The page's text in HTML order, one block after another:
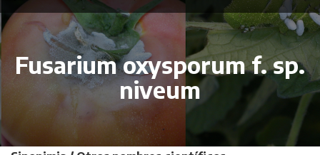
Fusarium oxysporum f. sp.
niveum